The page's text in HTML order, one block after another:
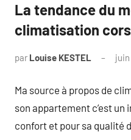
La tendance du
climatisation
par Louise KESTEL
Ma source à propos de
son appartement c’est
confort et pour sa qualité